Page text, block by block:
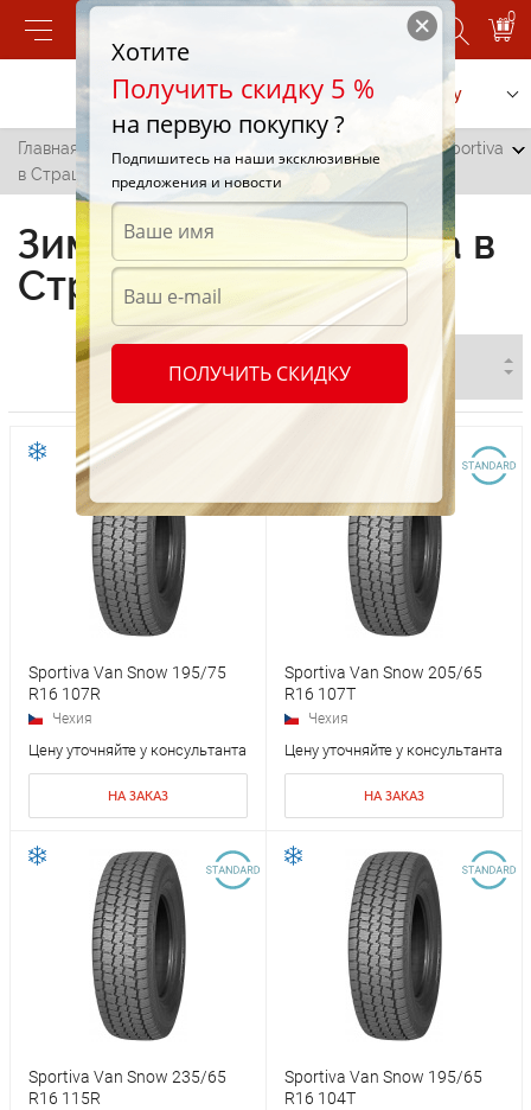
0
Позвонить Заказать услугу
Главная /
Зимние шины Sportiva
в Страшенах
Зимние шины Sportiva в
Страшенах
Sportiva Van Snow 195/75
R16 107R
Чехия
Цену уточняйте у консультанта
НА ЗАКАЗ
Sportiva Van Snow 205/65
R16 107T
Чехия
Цену уточняйте у консультанта
НА ЗАКАЗ
Sportiva Van Snow 235/65
R16 115R
Sportiva Van Snow 195/65
R16 104T
Хотите
Получить скидку 5 %
на первую покупку ?
Подпишитесь на наши эксклюзивные
предложения и новости
ПОЛУЧИТЬ СКИДКУ